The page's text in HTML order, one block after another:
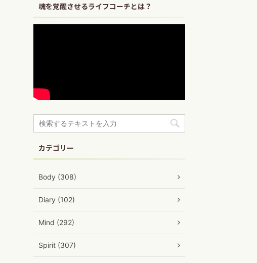
魂を覚醒させるライフコーチとは？
カテゴリー
Body (308)
Diary (102)
Mind (292)
Spirit (307)